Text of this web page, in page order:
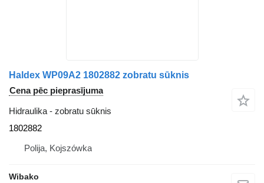
Haldex WP09A2 1802882 zobratu sūknis
Cena pēc pieprasījuma
Hidraulika - zobratu sūknis
1802882
Polija, Kojszówka
Wibako